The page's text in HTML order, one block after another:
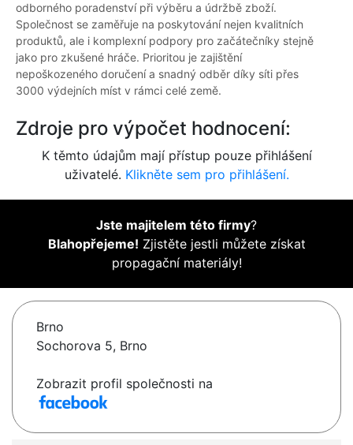
odborného poradenství při výběru a údržbě zboží.
Společnost se zaměřuje na poskytování nejen kvalitních
produktů, ale i komplexní podpory pro začátečníky stejně
jako pro zkušené hráče. Prioritou je zajištění
nepoškozeného doručení a snadný odběr díky síti přes
3000 výdejních míst v rámci celé země.
Zdroje pro výpočet hodnocení:
K těmto údajům mají přístup pouze přihlášení
uživatelé. Klikněte sem pro přihlášení.
Jste majitelem této firmy?
Blahopřejeme! Zjistěte jestli můžete získat
propagační materiály!
Brno
Sochorova 5, Brno
Zobrazit profil společnosti na